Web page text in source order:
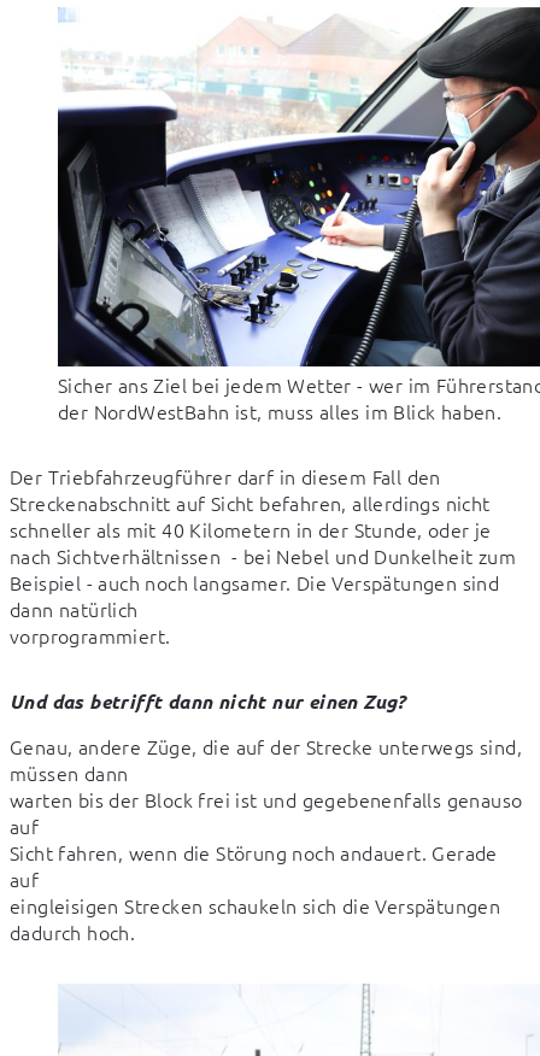
Sicher ans Ziel bei jedem Wetter - wer im
der NordWestBahn ist, muss alles im Blick haben.
Der Triebfahrzeugführer darf in diesem Fall den
Streckenabschnitt auf Sicht befahren, allerdings nicht
schneller als mit 40 Kilometern in der Stunde, oder je
nach Sichtverhältnissen  - bei Nebel und Dunkelheit zum
Beispiel - auch noch langsamer. Die Verspätungen sind
dann natürlich
vorprogrammiert.
Und das betrifft dann nicht nur einen Zug?
Genau, andere Züge, die auf der Strecke unterwegs sind,
müssen dann
warten bis der Block frei ist und gegebenenfalls genauso
auf
Sicht fahren, wenn die Störung noch andauert. Gerade
auf
eingleisigen Strecken schaukeln sich die Verspätungen
dadurch hoch.